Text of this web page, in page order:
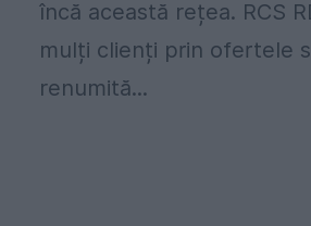
încă această rețea. RCS
mulți clienți prin ofertele
renumită...